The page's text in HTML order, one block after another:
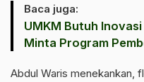
Baca juga:
UMKM Butuh
Minta Program
Abdul Waris menekankan,